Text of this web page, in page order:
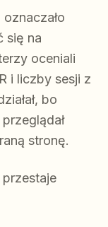
się na
oceniali
i liczby sesji z
bo
stronę.